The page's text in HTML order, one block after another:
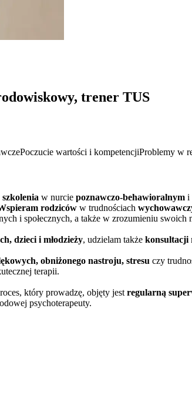
trener TUS
Poczucie wartości i kompetencjiProblemy w
w nurcie poznawczo-behawioralnym i
rodziców w trudnościach
i społecznych, a także w zrozumieniu swoich
dzieci i młodzieży, udzielam także konsultacji
obniżonego nastroju, stresu czy
terapii.
który prowadzę, objęty jest regularną
psychoterapeuty.